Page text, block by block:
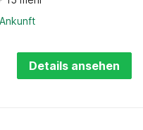
Details ansehen